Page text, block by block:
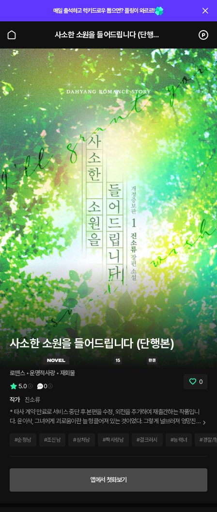
매일 출석하고 럭키드로우 뽑으면? 플링이 와르르!
사소한 소원을 들어드립니다 (단행본)
사소한 소원을 들어드립니다 (단행본)
로맨스 • 운명적사랑 • 재회물
5.0
0
0
작가
진소류
* 타사 계약 만료로 서비스 중단 후 본편을 수정, 외전을 추가하여 재출간하는 작품입니
다. 윤이삭, 그녀에게 괴로움이란 늘 헝클어져 있는 것이었다. 그렇게 널브러져 엉망진창
다. 혼자인 게 익숙한 삶. 다른 사람들의 같잖은 위로 따위 그녀에게 필요하지 않았다. 그
잔재로 가득한 폐허 같은 그곳에 그가 성큼성큼 걸어들어 온다.
#순정남 #조신남 #상처남 #짝사랑남 #걸크러시 #능력너 #경찰/
앱에서 첫화보기